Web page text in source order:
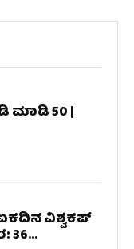
ಮಾಡಿ‌ 50 |
ವಿಶ್ವಕಪ್